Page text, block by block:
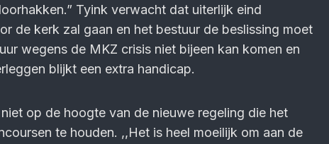
Tyink verwacht dat uiterlijk eind
de kerk zal gaan en het bestuur de beslissing moet
wegens de MKZ crisis niet bijeen kan komen en
blijkt een extra handicap.
op de hoogte van de nieuwe regeling die het
te houden. ,,Het is heel moeilijk om aan de